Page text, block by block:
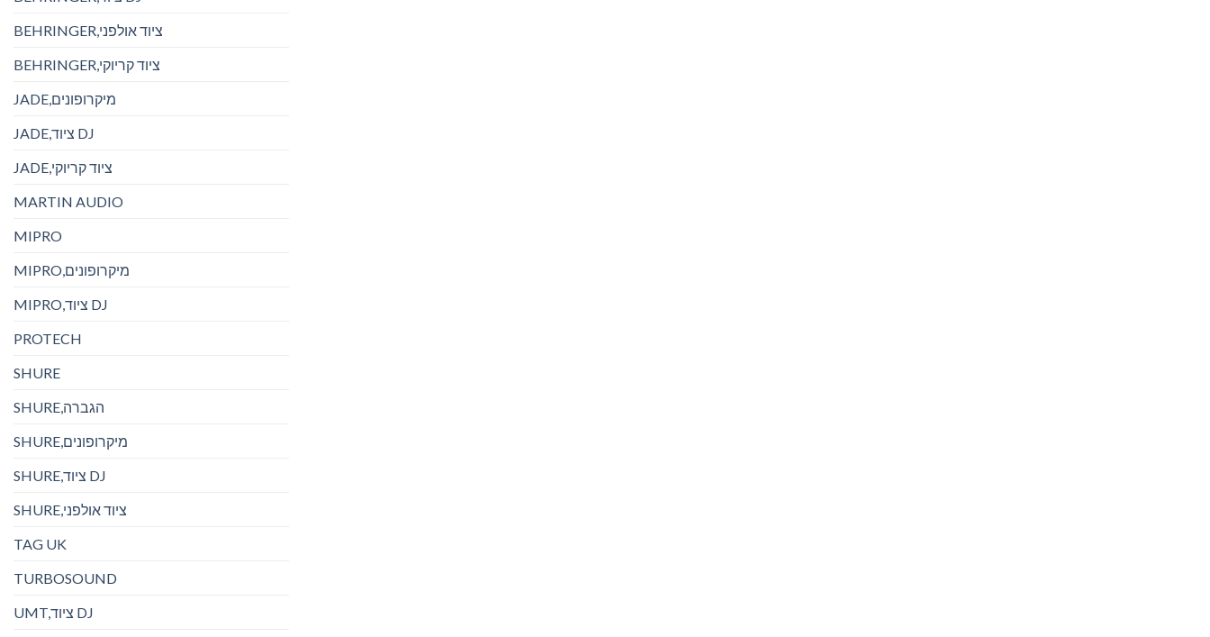
BEHRINGER,ציוד אולפני
BEHRINGER,ציוד קריוקי
JADE,מיקרופונים
JADE,ציוד DJ
JADE,ציוד קריוקי
MARTIN AUDIO
MIPRO
MIPRO,מיקרופונים
MIPRO,ציוד DJ
PROTECH
SHURE
SHURE,הגברה
SHURE,מיקרופונים
SHURE,ציוד DJ
SHURE,ציוד אולפני
TAG UK
TURBOSOUND
UMT,ציוד DJ